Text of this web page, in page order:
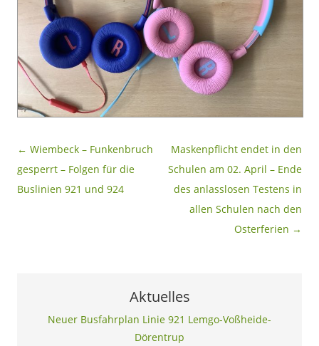
Beitragsnavigation
← Wiembeck – Funkenbruch
gesperrt – Folgen für die
Buslinien 921 und 924
Maskenpflicht endet in den
Schulen am 02. April – Ende
des anlasslosen Testens in
allen Schulen nach den
Osterferien →
Aktuelles
Neuer Busfahrplan Linie 921 Lemgo-Voßheide-
Dörentrup